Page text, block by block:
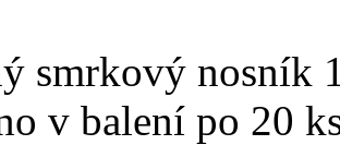
smrkový nosník
v balení po 20